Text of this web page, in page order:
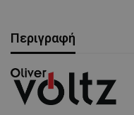
Περιγραφή